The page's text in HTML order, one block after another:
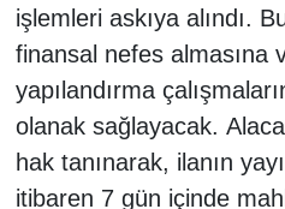
işlemleri askıya alındı.
finansal nefes almasına
yapılandırma
olanak sağlayacak.
hak tanınarak, ilanın
itibaren 7 gün içinde